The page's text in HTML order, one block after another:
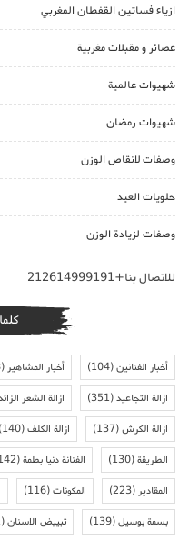
ازياء فساتين القفطان المغربي
عصائر و مقبلات مغربية
شهيوات عالمية
شهيوات رمضان
وصفات لانقاص الوزن
حلويات العيد
وصفات لزيادة الوزن
للاتصال بنا+212614999191
أخبار الفنانين(104) أخبار المشاهير(118)
ازالة التجاعيد(351) ازالة الشعر
ازالة الكرش(137) ازالة الكلف(140)
الطريقة(130) الفنانة دنيا بطمة(142)
المقادير(223) المكونات(116)
بسمة بوسيل(139) تبييض الاسنان(231)